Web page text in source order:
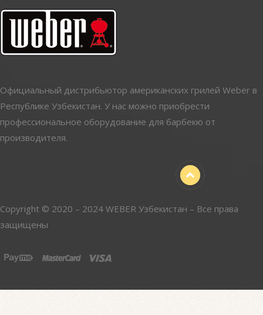
Официальный дистрибьютор американских грилей Weber в
Республике Узбекистан. У нас можно приобрести
профессиональное оборудование для барбекю от
производителя.
Copyright © 2020 – 2024 WEBER Узбекистан – Все права
защищены